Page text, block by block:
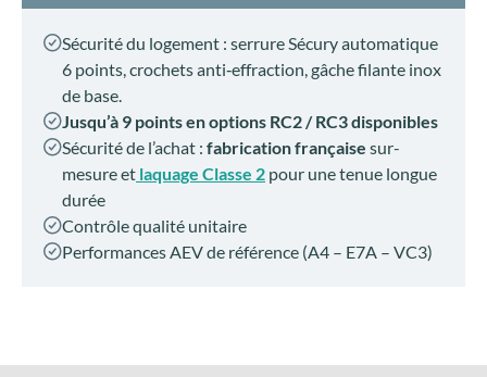
Sécurité du logement : serrure Sécury automatique
6 points, crochets anti‑effraction, gâche filante inox
de base.
Jusqu’à 9 points en options RC2 / RC3 disponibles
Sécurité de l’achat : fabrication française sur-
mesure et laquage Classe 2 pour une tenue longue
durée
Contrôle qualité unitaire
Performances AEV de référence (A4 – E7A – VC3)